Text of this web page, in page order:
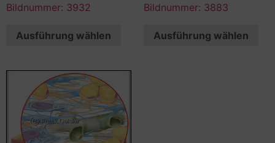
Bildnummer: 3932
Ausführung wählen
Bildnummer: 3883
Ausführung wählen